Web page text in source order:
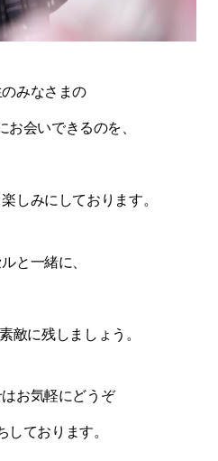
みなさまの
お会いできるのを、
しみにしております。
と一緒に、
敵に残しましょう。
お気軽にどうぞ
しております。